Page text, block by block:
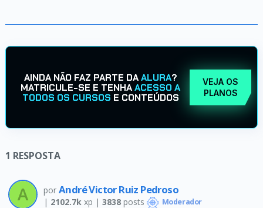
AINDA NÃO FAZ PARTE DAALURA?
MATRICULE-SE E TENHAACESSO A
TODOS OS CURSOS E CONTEÚDOS
VEJA OS
PLANOS
1 RESPOSTA
por André Victor Ruiz Pedroso
| 2102.7k xp | 3838posts Moderador